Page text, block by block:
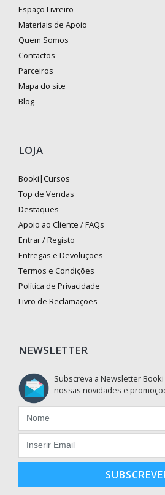
Espaço Livreiro
Materiais de Apoio
Quem Somos
Contactos
Parceiros
Mapa do site
Blog
LOJA
Booki|Cursos
Top de Vendas
Destaques
Apoio ao Cliente / FAQs
Entrar / Registo
Entregas e Devoluções
Termos e Condições
Política de Privacidade
Livro de Reclamações
NEWSLETTER
Subscreva a Newsletter
nossas novidades e